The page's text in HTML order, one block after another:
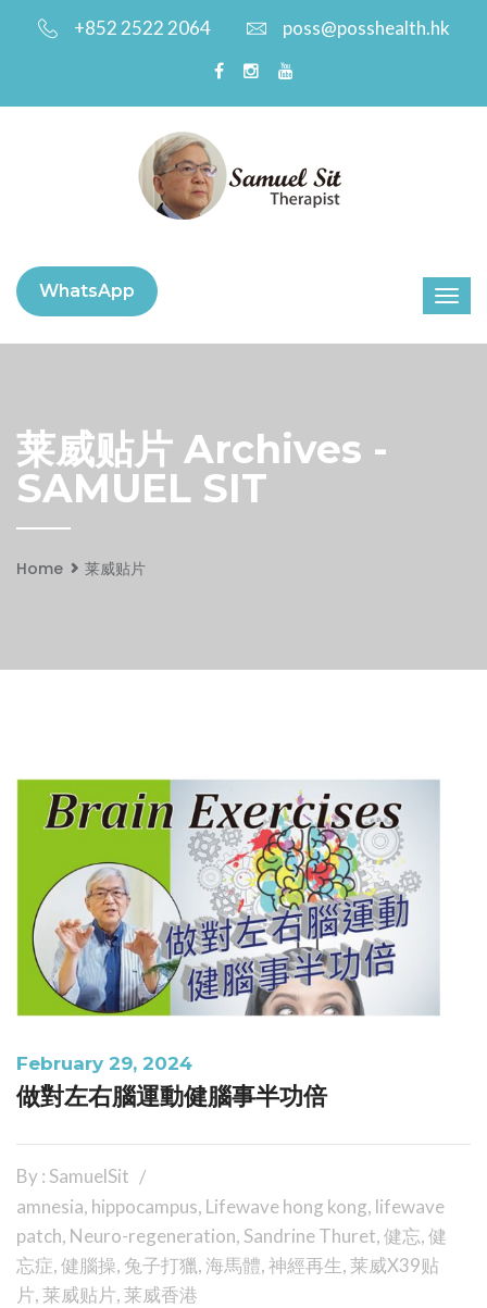
+852 2522 2064 poss@posshealth.hk
WhatsApp
莱威贴片 Archives -
SAMUEL SIT
Home 莱威贴片
February 29, 2024
做對左右腦運動健腦事半功倍
By : SamuelSit
amnesia, hippocampus, Lifewave hong kong, lifewave
patch, Neuro-regeneration, Sandrine Thuret,健忘,健
忘症,健腦操, 兔子打獵, 海馬體,神經再生,莱威X39贴
片,莱威贴片,莱威香港